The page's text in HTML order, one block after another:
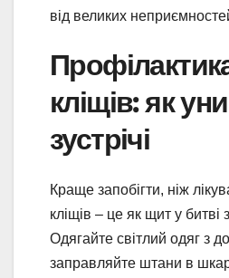
від великих
кліщів: як
зустрічі
Краще запобігти, ніж
кліщів – це як щит у битві
Одягайте світлий одяг з
заправляйте штани в